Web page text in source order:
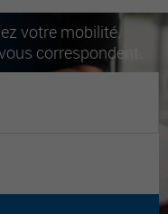
votre mobilité.
correspondent.